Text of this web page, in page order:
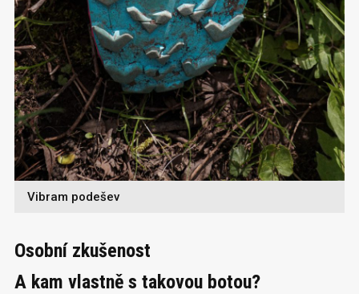
Vibram podešev
Osobní zkušenost
A kam vlastně s takovou botou?